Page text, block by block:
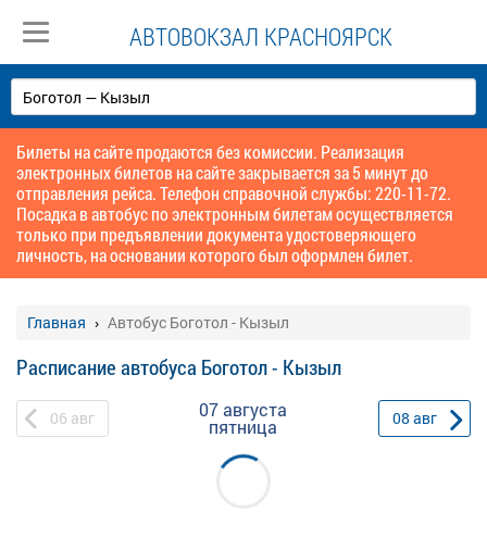
АВТОВОКЗАЛ КРАСНОЯРСК
Билеты на сайте продаются без комиссии. Реализация
электронных билетов на сайте закрывается за 5 минут до
отправления рейса. Телефон справочной службы: 220-11-72.
Посадка в автобус по электронным билетам осуществляется
только при предъявлении документа удостоверяющего
личность, на основании которого был оформлен билет.
Главная Автобус Боготол - Кызыл
Расписание автобуса Боготол - Кызыл
06 авг 07 августа
пятница 08 авг